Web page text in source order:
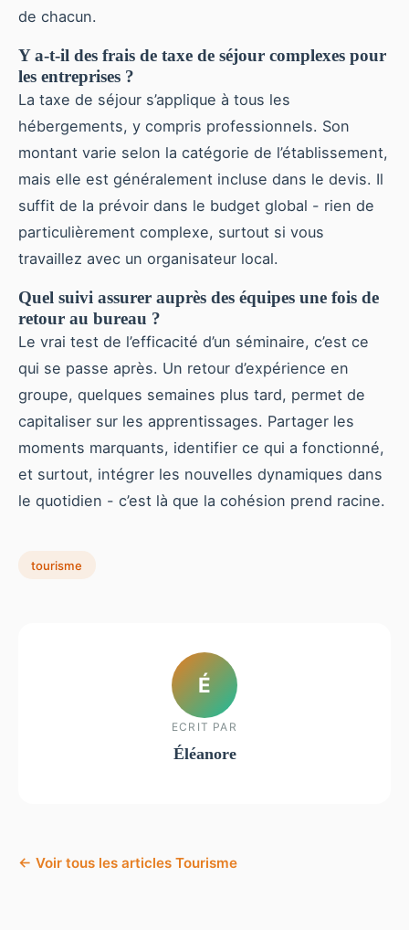
de chacun.
Y a-t-il des frais de taxe de séjour complexes pour
les entreprises ?
La taxe de séjour s’applique à tous les
hébergements, y compris professionnels. Son
montant varie selon la catégorie de l’établissement,
mais elle est généralement incluse dans le devis. Il
suffit de la prévoir dans le budget global - rien de
particulièrement complexe, surtout si vous
travaillez avec un organisateur local.
Quel suivi assurer auprès des équipes une fois de
retour au bureau ?
Le vrai test de l’efficacité d’un séminaire, c’est ce
qui se passe après. Un retour d’expérience en
groupe, quelques semaines plus tard, permet de
capitaliser sur les apprentissages. Partager les
moments marquants, identifier ce qui a fonctionné,
et surtout, intégrer les nouvelles dynamiques dans
le quotidien - c’est là que la cohésion prend racine.
tourisme
É
ECRIT PAR
Éléanore
← Voir tous les articles Tourisme